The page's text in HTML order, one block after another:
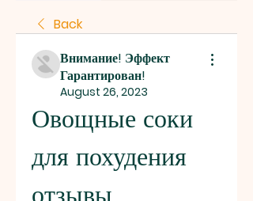
Back
Внимание! Эффект
Гарантирован!
August 26, 2023
Овощные соки
для похудения